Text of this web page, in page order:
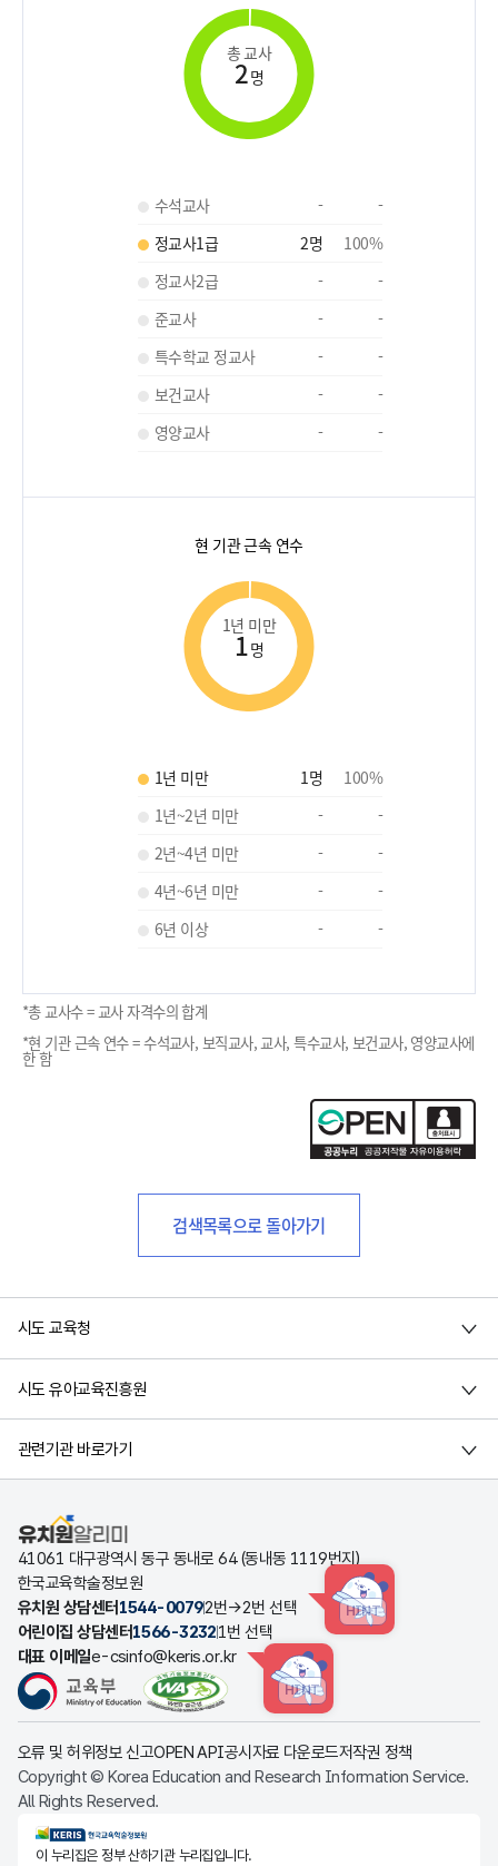
총 교사
2명
수석교사 -
-
정교사1급
2명 100%
정교사2급
-
-
준교사
-
-
특수학교 정교사
-
-
보건교사
-
-
영양교사
- -
현 기관 근속 연수
1년 미만
1명
1년 미만 1명 100%
1년~2년 미만
-
-
2년~4년 미만
-
-
4년~6년 미만
-
-
6년 이상
- -
*총 교사수 = 교사 자격수의 합계
*현 기관 근속 연수 = 수석교사, 보직교사, 교사, 특수교사, 보건교사, 영양교사에
한 함
검색목록으로 돌아가기
시도 교육청
시도 유아교육진흥원
관련기관 바로가기
유치원알리미
41061 대구광역시 동구 동내로 64 (동내동 1119번지)
한국교육학술정보원
유치원 상담센터 1544-00792번→2번 선택 HINT
어린이집 상담센터1566-32321번 선택
대표 이메일e-csinfo@keris.or.kr
HINT
오류 및 허위정보 신고OPEN API공시자료 다운로드저작권 정책
Copyright © Korea Education and Research Information Service.
All Rights Reserved.
KERIS한국교육학술정보원
이 누리집은 정부 산하기관 누리집입니다.